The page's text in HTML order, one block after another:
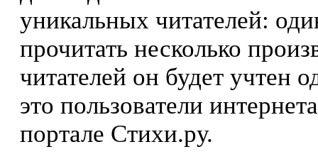
уникальных читателей:
прочитать несколько
читателей он будет учтен
это пользователи
портале Стихи.ру.